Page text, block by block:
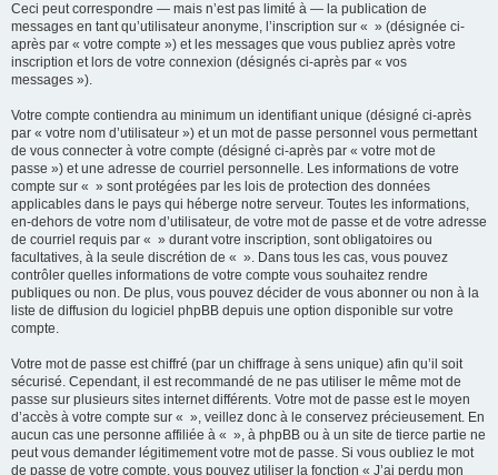
Ceci peut correspondre — mais n’est pas limité à — la publication de
messages en tant qu’utilisateur anonyme, l’inscription sur « » (désignée ci-
après par « votre compte ») et les messages que vous publiez après votre
inscription et lors de votre connexion (désignés ci-après par « vos
messages »).
Votre compte contiendra au minimum un identifiant unique (désigné ci-après
par « votre nom d’utilisateur ») et un mot de passe personnel vous permettant
de vous connecter à votre compte (désigné ci-après par « votre mot de
passe ») et une adresse de courriel personnelle. Les informations de votre
compte sur « » sont protégées par les lois de protection des données
applicables dans le pays qui héberge notre serveur. Toutes les informations,
en-dehors de votre nom d’utilisateur, de votre mot de passe et de votre adresse
de courriel requis par « » durant votre inscription, sont obligatoires ou
facultatives, à la seule discrétion de « ». Dans tous les cas, vous pouvez
contrôler quelles informations de votre compte vous souhaitez rendre
publiques ou non. De plus, vous pouvez décider de vous abonner ou non à la
liste de diffusion du logiciel phpBB depuis une option disponible sur votre
compte.
Votre mot de passe est chiffré (par un chiffrage à sens unique) afin qu’il soit
sécurisé. Cependant, il est recommandé de ne pas utiliser le même mot de
passe sur plusieurs sites internet différents. Votre mot de passe est le moyen
d’accès à votre compte sur « », veillez donc à le conservez précieusement. En
aucun cas une personne affiliée à « », à phpBB ou à un site de tierce partie ne
peut vous demander légitimement votre mot de passe. Si vous oubliez le mot
de passe de votre compte, vous pouvez utiliser la fonction « J’ai perdu mon